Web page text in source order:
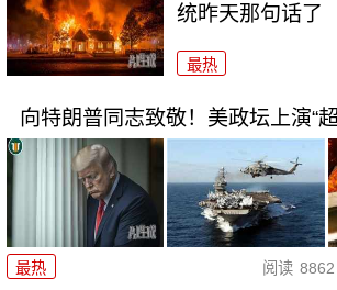
统昨天那句话了
最热
向特朗普同志致敬！美政坛上演“
最热 阅读 8862